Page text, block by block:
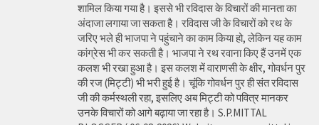
शामिल किया गया है। इससे भी रविदास के विचारों की मानता का
अंदाजा लगाया जा सकता है। रविदास जी के विचारों को रथ के
जरिए भले ही भाजपा ने पहुंचाने का काम किया हो, लेकिन यह काम
कांग्रेस भी कर सकती है। भाजपा ने रथ रवाना किए हैं उनमें एक
कलश भी रखा हुआ है। इस कलश में वाराणसी के क्षीर, गोवर्धन पुर
की रज (मिट्टी) भी भरी हुई है। चूंकि गोवर्धन पुर ही संत रविदास
जी की कर्मस्थली रहा, इसलिए अब मिट्टी को पवित्र मानकर
उनके विचारों को आगे बढ़ाया जा रहा है। S.P.MITTAL